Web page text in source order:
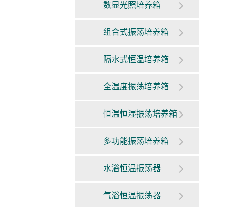
数显光照培养箱
组合式振荡培养箱
隔水式恒温培养箱
全温度振荡培养箱
恒温恒湿振荡培养箱
多功能振荡培养箱
水浴恒温振荡器
气浴恒温振荡器